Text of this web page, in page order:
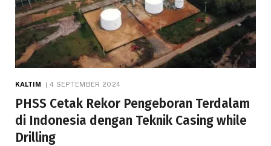
KALTIM 4 SEPTEMBER 2024
PHSS Cetak Rekor Pengeboran Terdalam
di Indonesia dengan Teknik Casing while
Drilling